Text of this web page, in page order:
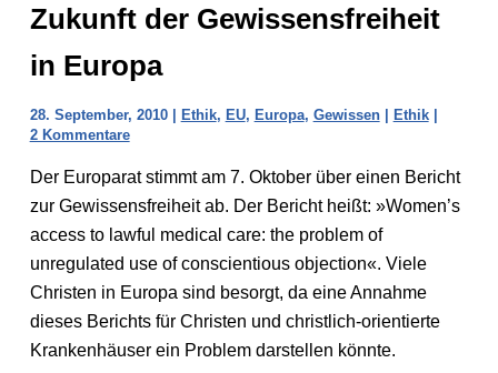
Zukunft der Gewissensfreiheit
in Europa
28. September, 2010 | Ethik, EU, Europa, Gewissen| Ethik|
2 Kommentare
Der Europarat stimmt am 7. Oktober über einen Bericht
zur Gewissensfreiheit ab. Der Bericht heißt: »Women’s
access to lawful medical care: the problem of
unregulated use of conscientious objection«. Viele
Christen in Europa sind besorgt, da eine Annahme
dieses Berichts für Christen und christlich-orientierte
Krankenhäuser ein Problem darstellen könnte.